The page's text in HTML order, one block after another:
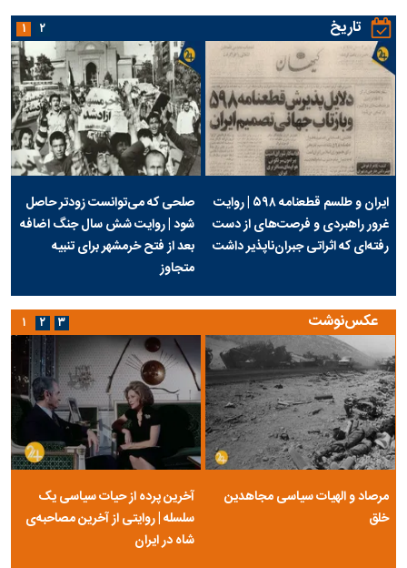
تاریخ
ایران و طلسم قطعنامه ۵۹۸ | روایت
غرور راهبردی و فرصت‌های از دست
رفته‌ای که اثراتی جبران‌ناپذیر داشت
صلحی که می‌توانست زودتر حاصل
شود | روایت شش سال جنگ اضافه
بعد از فتح خرمشهر برای تنبیه
متجاوز
۱ ۲
عکس‌نوشت
مرصاد و الهیات سیاسی مجاهدین
خلق
آخرین پرده از حیات سیاسی یک
سلسله | روایتی از آخرین مصاحبه‌ی
شاه در ایران
۱ ۲ ۳